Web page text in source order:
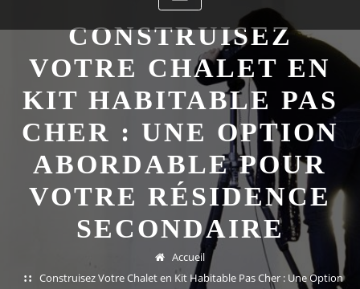
CONSTRUISEZ
VOTRE CHALET EN
KIT HABITABLE PAS
CHER : UNE OPTION
ABORDABLE POUR
VOTRE RÉSIDENCE
SECONDAIRE
Accueil
Construisez Votre Chalet en Kit Habitable Pas Cher : Une Option